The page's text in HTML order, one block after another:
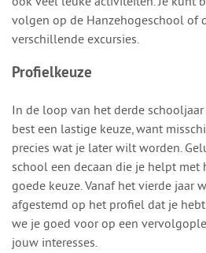
volgen op de Hanzehogeschool of
verschillende excursies.
Profielkeuze
In de loop van het derde
best een lastige keuze, want
precies wat je later wilt worden.
school een decaan die je helpt met
goede keuze. Vanaf het vierde jaar
afgestemd op het profiel dat je
we je goed voor op een
jouw interesses.